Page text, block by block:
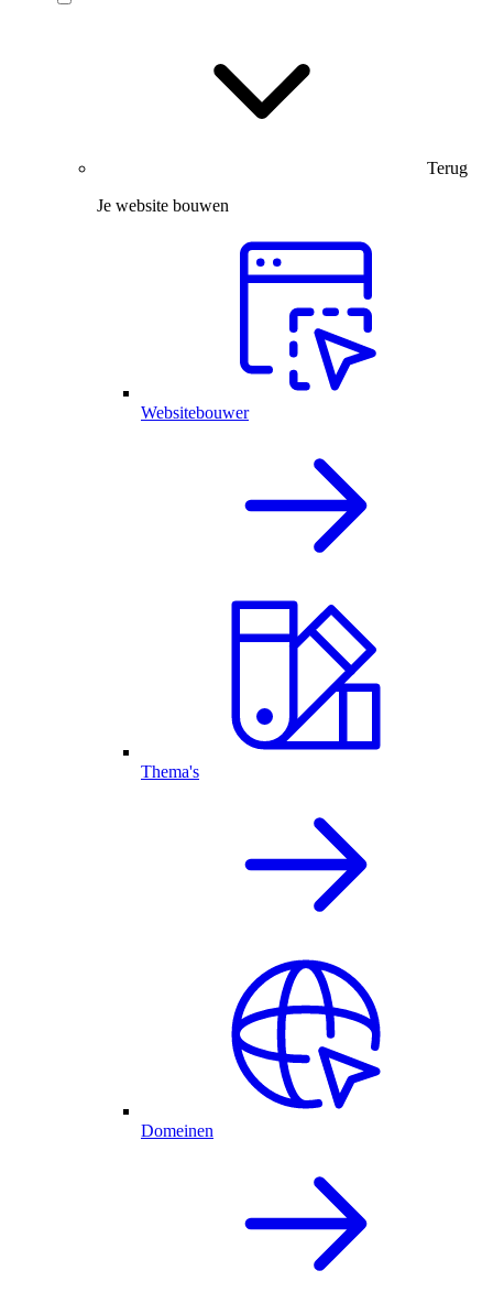
Terug
Je website bouwen
Websitebouwer
Thema's
Domeinen